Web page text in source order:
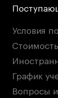
Условия
График
Вопросы